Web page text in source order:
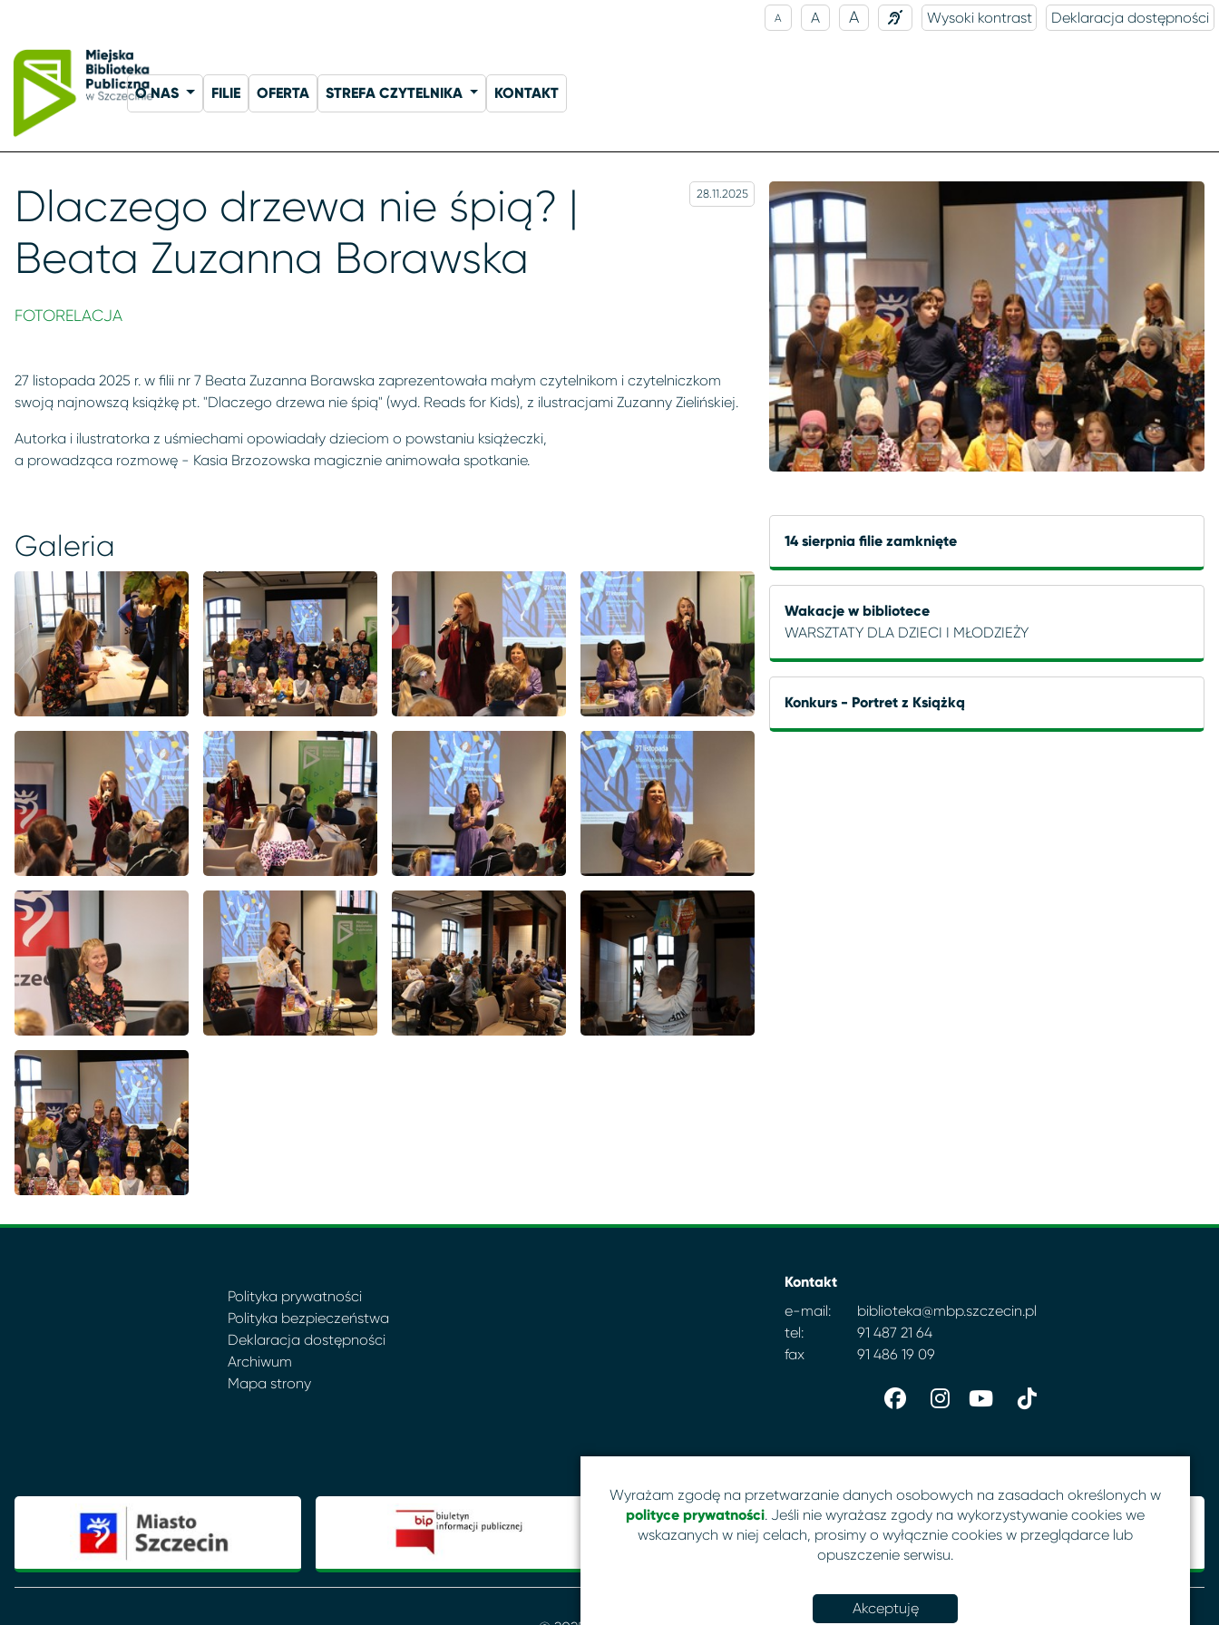
A A A Wysoki kontrast Deklaracja dostępności
O NAS FILIE OFERTA STREFA CZYTELNIKA KONTAKT
Dlaczego drzewa nie śpią? |
Beata Zuzanna Borawska
FOTORELACJA
28.11.2025
27 listopada 2025 r. w filii nr 7 Beata Zuzanna Borawska zaprezentowała małym czytelnikom i czytelniczkom
swoją najnowszą książkę pt. "Dlaczego drzewa nie śpią" (wyd. Reads for Kids), z ilustracjami Zuzanny Zielińskiej.
Autorka i ilustratorka z uśmiechami opowiadały dzieciom o powstaniu książeczki,
a prowadząca rozmowę - Kasia Brzozowska magicznie animowała spotkanie.
Galeria 14 sierpnia filie zamknięte
Wakacje w bibliotece
WARSZTATY DLA DZIECI I MŁODZIEŻY
Konkurs - Portret z Książką
Polityka prywatności
Polityka bezpieczeństwa
Deklaracja dostępności
Archiwum
Mapa strony
Kontakt
e-mail:
biblioteka@mbp.szczecin.pl
tel:
91 487 21 64
fax
91 486 19 09
Wyrażam zgodę na przetwarzanie danych osobowych na zasadach określonych w
polityce prywatności. Jeśli nie wyrażasz zgody na wykorzystywanie cookies we
wskazanych w niej celach, prosimy o wyłącznie cookies w przeglądarce lub
opuszczenie serwisu.
Akceptuję